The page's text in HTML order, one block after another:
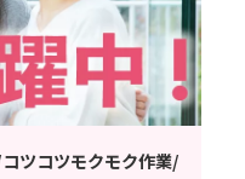
ツコツモクモク作業/